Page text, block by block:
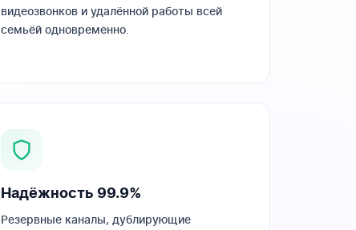
видеозвонков и удалённой работы всей
семьёй одновременно.
Надёжность 99.9%
Резервные каналы, дублирующие